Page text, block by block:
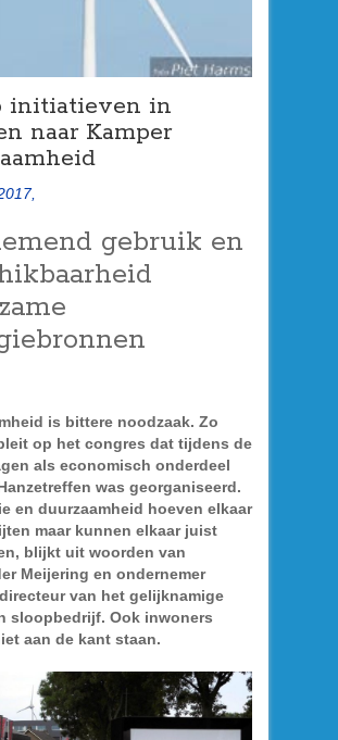
initiatieven in
naar Kamper
gebruik en
is bittere noodzaak. Zo
op het congres dat tijdens de
als economisch onderdeel
was georganiseerd.
en duurzaamheid hoeven elkaar
maar kunnen elkaar juist
blijkt uit woorden van
Meijering en ondernemer
van het gelijknamige
sloopbedrijf. Ook inwoners
aan de kant staan.